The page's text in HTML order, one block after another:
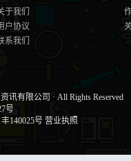
于我们
户协议
系我们
讯有限公司 · All Rights Reserved
号
140025号 营业执照